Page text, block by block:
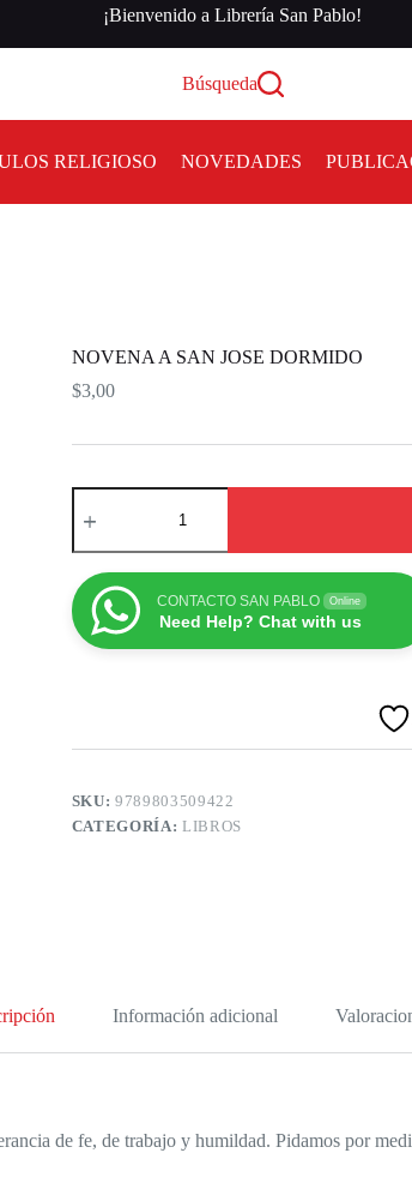
¡Bienvenido a Librería San Pablo!
Búsqueda
RELIGIOSO NOVEDADES
NOVENA A SAN JOSE DORMIDO
$3,00
CONTACTO SAN PABLO Online
Need Help? Chat with us
SKU:9789803509422
CATEGORÍA: LIBROS
Información adicional
de fe, de trabajo y humildad. Pidamos por